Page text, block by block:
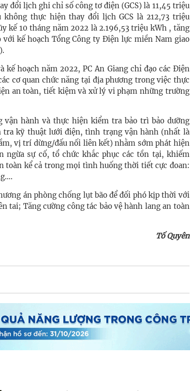
đổi lịch ghi chỉ số công tơ điện (GCS) là 11,45 triệu
thực hiện thay đổi lịch GCS là 212,73 triệu
kế 10 tháng năm 2022 là 2.196,53 triệu kWh , tăng
kế hoạch Tổng Công ty Điện lực miền Nam giao
kế hoạch năm 2022, PC An Giang chỉ đạo các Điện
cơ quan chức năng tại địa phương trong việc thực
an toàn, tiết kiệm và xử lý vi phạm những trường
hành và thực hiện kiểm tra bảo trì bảo dưỡng
tra kỹ thuật lưới điện, tình trạng vận hành (nhất là
vị trí dừng/đấu nối liên kết) nhằm sớm phát hiện
ngừa sự cố, tổ chức khắc phục các tồn tại, khiếm
toàn kể cả trong mọi tình huống thời tiết cực đoan:
án phòng chống lụt bão để đối phó kịp thời với
tai; Tăng cường công tác bảo vệ hành lang an toàn
Tố Quyên